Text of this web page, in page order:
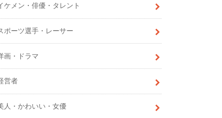
ケメン・俳優・タレント
ポーツ選手・レーサー
画・ドラマ
営者
人・かわいい・女優